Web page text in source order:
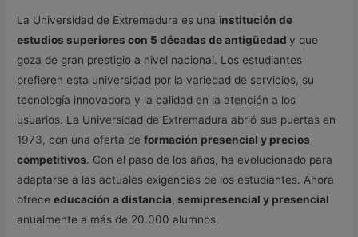
La Universidad de Extremadura es una institución de
estudios superiores con 5 décadas de antigüedad y que
goza de gran prestigio a nivel nacional. Los estudiantes
prefieren esta universidad por la variedad de servicios, su
tecnología innovadora y la calidad en la atención a los
usuarios. La Universidad de Extremadura abrió sus puertas en
1973, con una oferta deformación presencial y precios
competitivos. Con el paso de los años, ha evolucionado para
adaptarse a las actuales exigencias de los estudiantes. Ahora
ofreceeducación a distancia, semipresencial y presencial
anualmente a más de 20.000 alumnos.